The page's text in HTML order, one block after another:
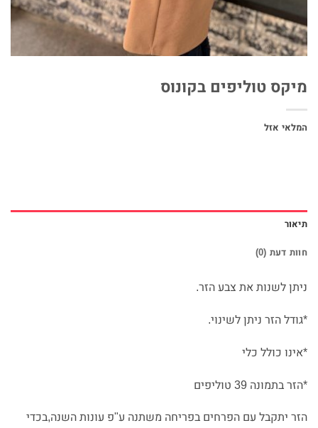
מיקס טוליפים בקונוס
המלאי אזל
תיאור
חוות דעת (0)
ניתן לשנות את צבע הזר.
*גודל הזר ניתן לשינוי.
*אינו כולל כלי
*הזר בתמונה 39 טוליפים
הזר יתקבל עם הפרחים בפריחה משתנה ע"פ עונות השנה,בכדי